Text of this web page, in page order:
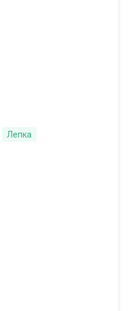
Лепка